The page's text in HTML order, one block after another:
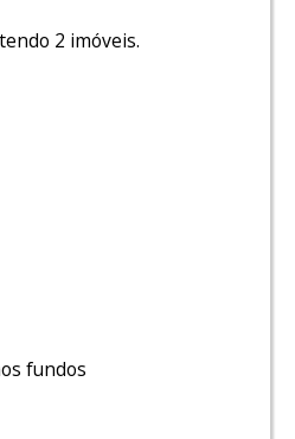
2 imóveis.
fundos